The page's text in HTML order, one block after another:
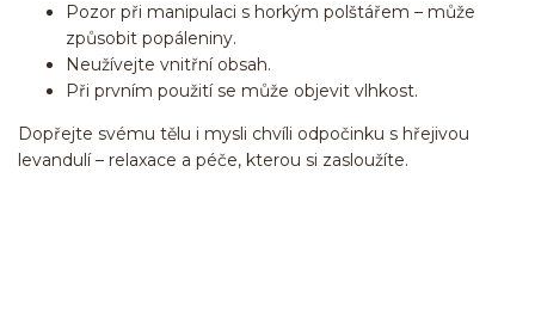
Pozor při manipulaci s horkým polštářem – může
způsobit popáleniny.
Neužívejte vnitřní obsah.
Při prvním použití se může objevit vlhkost.
Dopřejte svému tělu i mysli chvíli odpočinku s hřejivou
levandulí – relaxace a péče, kterou si zasloužíte.